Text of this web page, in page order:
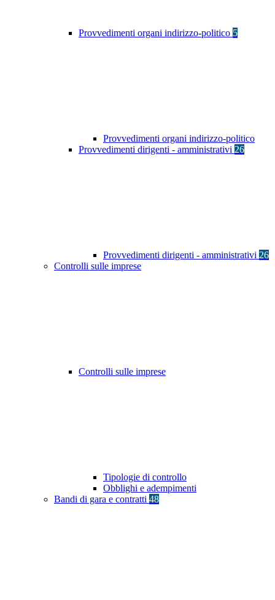
Provvedimenti organi indirizzo-politico 5
Provvedimenti organi indirizzo-politico
Provvedimenti dirigenti - amministrativi 26
Provvedimenti dirigenti - amministrativi 26
Controlli sulle imprese
Controlli sulle imprese
Tipologie di controllo
Obblighi e adempimenti
Bandi di gara e contratti 48